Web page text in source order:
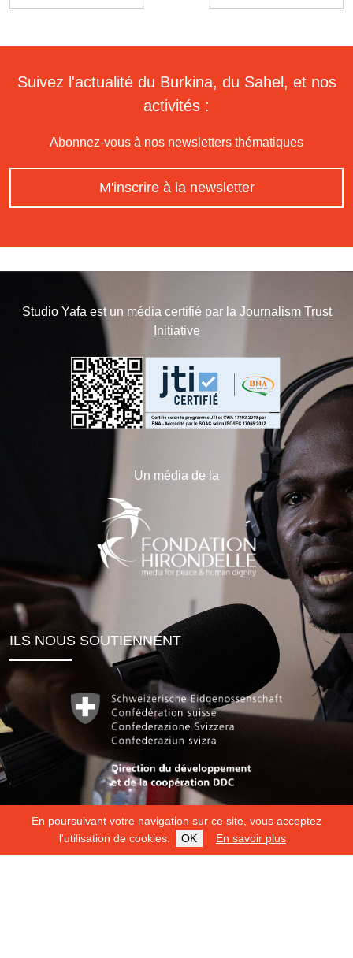
En poursuivant votre navigation sur ce site, vous acceptez
l'utilisation de cookies.
OK En savoir plus
Suivez l'actualité du Burkina, du Sahel, et nos
activités :
Abonnez-vous à nos newsletters thématiques
M'inscrire à la newsletter
Studio Yafa est un média certifié par la Journalism Trust
Initiative
Un média de la
ILS NOUS SOUTIENNENT